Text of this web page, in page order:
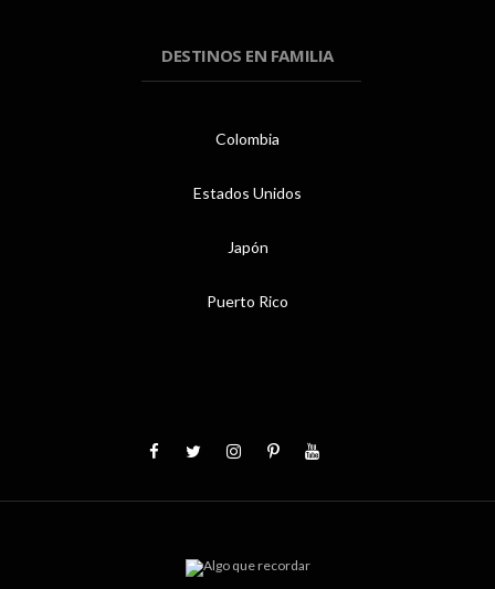
DESTINOS EN FAMILIA
Colombia
Estados Unidos
Japón
Puerto Rico